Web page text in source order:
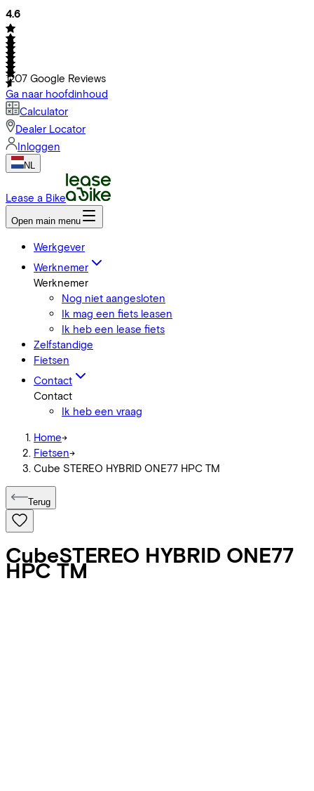
4.6
1207 Google Reviews
Ga naar hoofdinhoud
Calculator
Dealer Locator
Inloggen
NL
Lease a Bike
Open main menu
Werkgever
Werknemer
Werknemer
Nog niet aangesloten
Ik mag een fiets leasen
Ik heb een lease fiets
Zelfstandige
Fietsen
Contact
Contact
Ik heb een vraag
Home->
Fietsen->
Cube STEREO HYBRID ONE77 HPC TM
Terug
CubeSTEREO HYBRID ONE77
HPC TM